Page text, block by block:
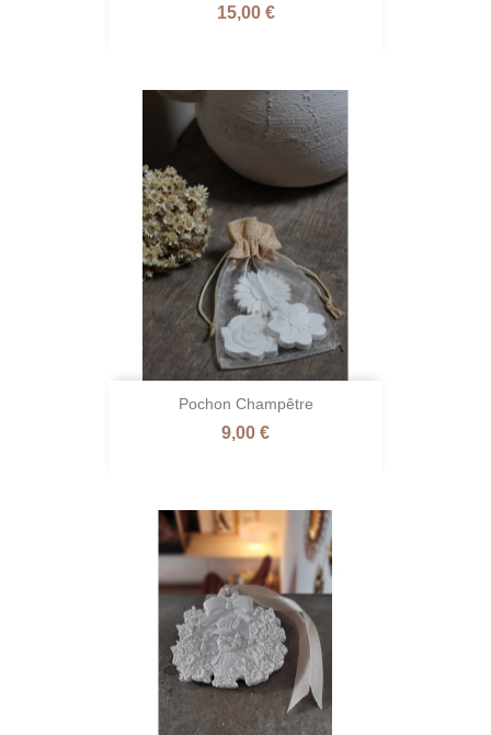
Prix
15,00 €
Pochon Champêtre
Prix
9,00 €